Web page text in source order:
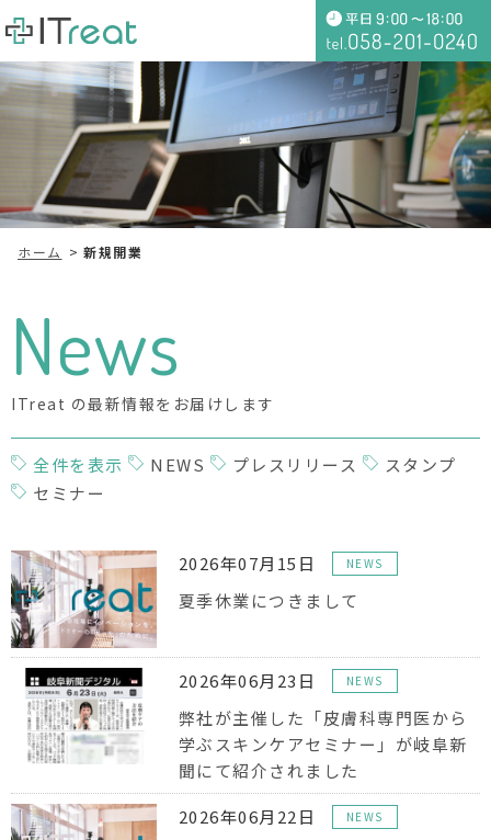
ホーム 新規開業
News
ITreat の最新情報をお届けします
全件を表示 NEWS プレスリリース
スタンプ
セミナー
2026年07月15日 NEWS
夏季休業につきまして
2026年06月23日 NEWS
弊社が主催した「皮膚科専門医から
学ぶスキンケアセミナー」が岐阜新
聞にて紹介されました
2026年06月22日 NEWS